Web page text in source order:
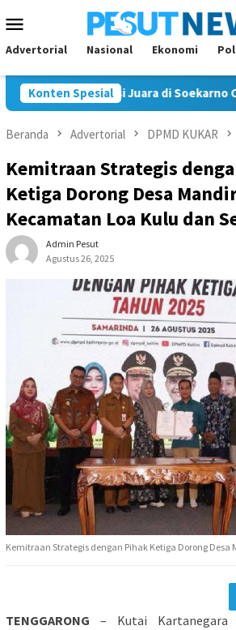
ke
kontenMobile
Advertorial Nasional Ekonomi
Konten Spesial
Bawa Misi Juara di Soekarno Cup 2026
Beranda Advertorial DPMD KUKAR
Kemitraan Strategis
Ketiga Dorong Desa
Kecamatan Loa Kulu dan
Admin Pesut
Agustus 26, 2025
Kemitraan Strategis dengan Pihak Ketiga Dorong Desa
TENGGARONG – Kutai Kartanegara